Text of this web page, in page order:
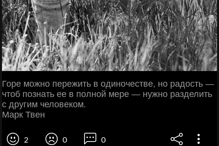
Горе можно пережить в одиночестве, но радость —
чтоб познать ее в полной мере — нужно разделить
с другим человеком.
Марк Твен
2 0 0